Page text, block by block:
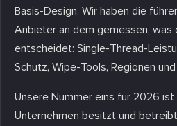
Basis-Design. Wir haben die
Anbieter an dem gemessen, was
entscheidet: Single-Thread-
Schutz, Wipe-Tools, Regionen
Unsere Nummer eins für 2026 ist
Unternehmen besitzt und